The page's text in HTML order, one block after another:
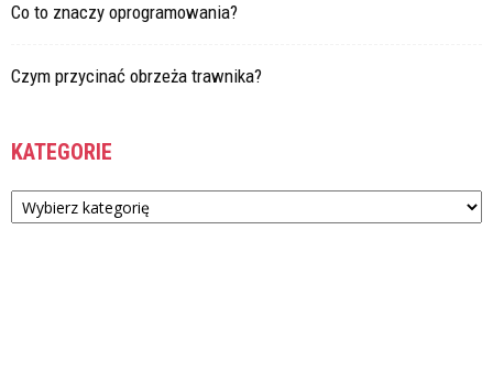
Co to znaczy oprogramowania?
Czym przycinać obrzeża trawnika?
KATEGORIE
Kategorie